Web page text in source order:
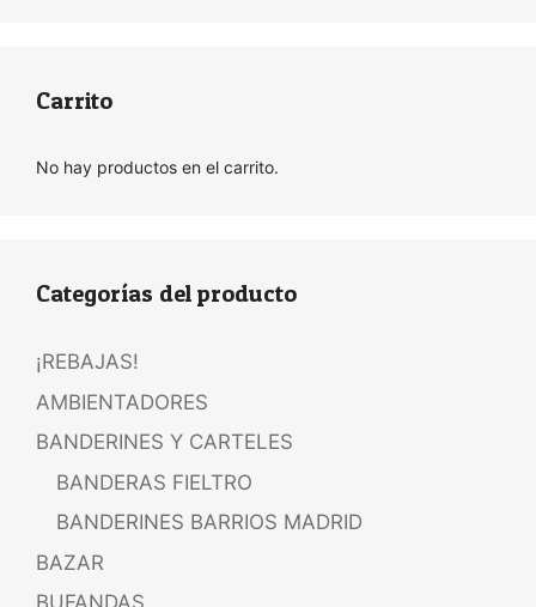
Carrito
No hay productos en el carrito.
Categorías del producto
¡REBAJAS!
AMBIENTADORES
BANDERINES Y CARTELES
BANDERAS FIELTRO
BANDERINES BARRIOS MADRID
BAZAR